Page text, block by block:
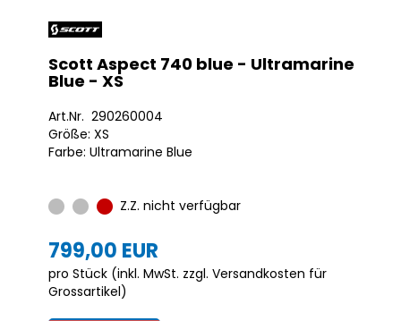
Scott Aspect 740 blue - Ultramarine
Blue - XS
Art.Nr. 290260004
Größe: XS
Farbe: Ultramarine Blue
Z.Z. nicht verfügbar
799,00 EUR
pro Stück (inkl. MwSt. zzgl. Versandkosten für
Grossartikel)